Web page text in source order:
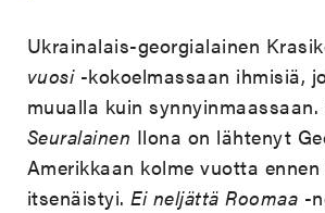
Ukrainalais-georgialainen
vuosi-kokoelmassaan ihmisiä,
muualla kuin synnyinmaassaan.
Seuralainen Ilona on lähtenyt
Amerikkaan kolme vuotta
itsenäistyi.Ei neljättä Roomaa -